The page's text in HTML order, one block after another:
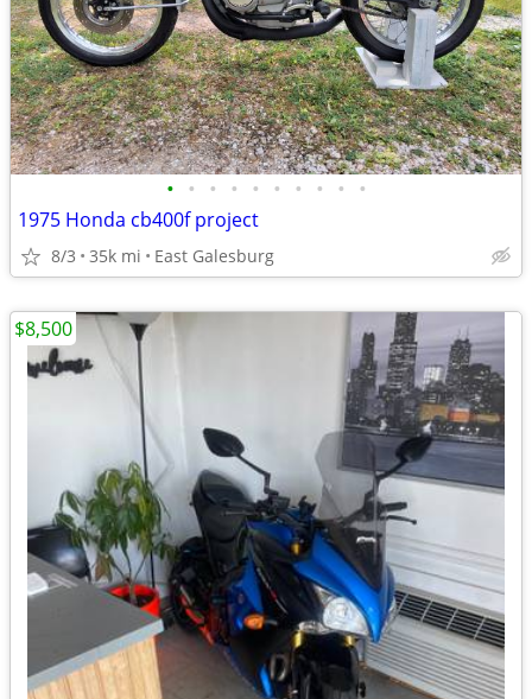
• • • • • • • • • •
1975 Honda cb400f project
8/3 35k mi East Galesburg
$8,500